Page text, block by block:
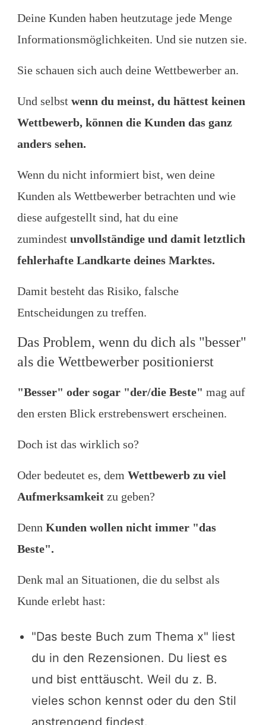
Deine Kunden haben heutzutage jede Menge
Informationsmöglichkeiten. Und sie nutzen sie.
Sie schauen sich auch deine Wettbewerber an.
Und selbst wenn du meinst, du hättest keinen
Wettbewerb, können die Kunden das ganz
anders sehen.
Wenn du nicht informiert bist, wen deine
Kunden als Wettbewerber betrachten und wie
diese aufgestellt sind, hat du eine
zumindest unvollständige und damit letztlich
fehlerhafte Landkarte deines Marktes.
Damit besteht das Risiko, falsche
Entscheidungen zu treffen.
Das Problem, wenn du dich als "besser"
als die Wettbewerber positionierst
"Besser" oder sogar "der/die Beste" mag auf
den ersten Blick erstrebenswert erscheinen.
Doch ist das wirklich so?
Oder bedeutet es, dem Wettbewerb zu viel
Aufmerksamkeit zu geben?
Denn Kunden wollen nicht immer "das
Beste".
Denk mal an Situationen, die du selbst als
Kunde erlebt hast:
"Das beste Buch zum Thema x" liest
du in den Rezensionen. Du liest es
und bist enttäuscht. Weil du z. B.
vieles schon kennst oder du den Stil
anstrengend findest.